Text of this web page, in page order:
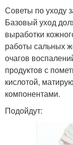
Советы по уходу
Базовый уход
выработки
работы сальных
очагов
продуктов с
кислотой,
компонентами.
Подойдут: